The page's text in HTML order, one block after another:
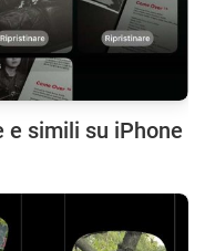
e simili su iPhone